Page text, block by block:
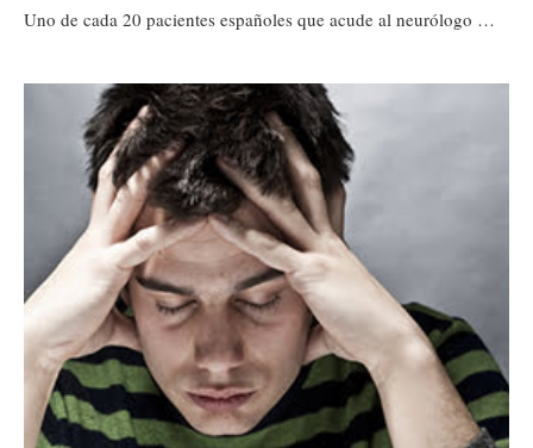
Uno de cada 20 pacientes españoles que acude al neurólogo …